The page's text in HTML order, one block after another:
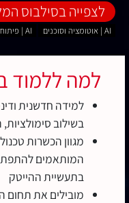
לצפייה בסילבוס
AI | אוטומציה וסוכנים AI | פיתוח
למה ללמוד
למידה חדשנית
בשילוב
מגוון הכשרות
המותאמים
בתעשיית ההייטק
מובילים את תחום